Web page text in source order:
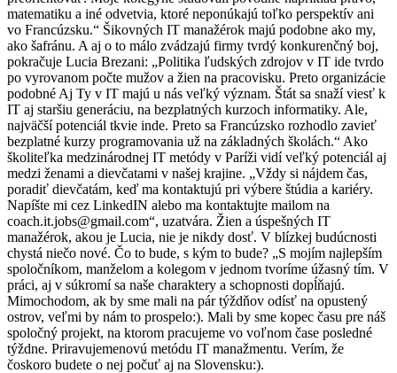
matematiku a iné odvetvia, ktoré neponúkajú toľko perspektív ani
vo Francúzsku.“ Šikovných IT manažérok majú podobne ako my,
ako šafránu. A aj o to málo zvádzajú firmy tvrdý konkurenčný boj,
pokračuje Lucia Brezani: „Politika ľudských zdrojov v IT ide tvrdo
po vyrovanom počte mužov a žien na pracovisku. Preto organizácie
podobné Aj Ty v IT majú u nás veľký význam. Štát sa snaží viesť k
IT aj staršiu generáciu, na bezplatných kurzoch informatiky. Ale,
najväčší potenciál tkvie inde. Preto sa Francúzsko rozhodlo zavieť
bezplatné kurzy programovania už na základných školách.“ Ako
školiteľka medzinárodnej IT metódy v Paríži vidí veľký potenciál aj
medzi ženami a dievčatami v našej krajine. „Vždy si nájdem čas,
poradiť dievčatám, keď ma kontaktujú pri výbere štúdia a kariéry.
Napíšte mi cez LinkedIN alebo ma kontaktujte mailom na
coach.it.jobs@gmail.com“, uzatvára. Žien a úspešných IT
manažérok, akou je Lucia, nie je nikdy dosť. V blízkej budúcnosti
chystá niečo nové. Čo to bude, s kým to bude? „S mojím najlepším
spoločníkom, manželom a kolegom v jednom tvoríme úžasný tím. V
práci, aj v súkromí sa naše charaktery a schopnosti dopĺňajú.
Mimochodom, ak by sme mali na pár týždňov odísť na opustený
ostrov, veľmi by nám to prospelo:). Mali by sme kopec času pre náš
spoločný projekt, na ktorom pracujeme vo voľnom čase posledné
týždne. Priravujemenovú metódu IT manažmentu. Verím, že
čoskoro budete o nej počuť aj na Slovensku:).